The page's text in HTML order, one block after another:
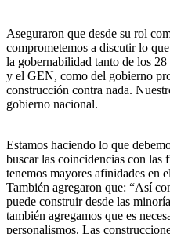
Aseguraron que desde su rol
comprometemos a discutir lo
la gobernabilidad tanto de los
y el GEN, como del gobierno
construcción contra nada.
gobierno nacional.
Estamos haciendo lo que
buscar las coincidencias con las
tenemos mayores afinidades en
También agregaron que: “Así
puede construir desde las
también agregamos que es
personalismos. Las